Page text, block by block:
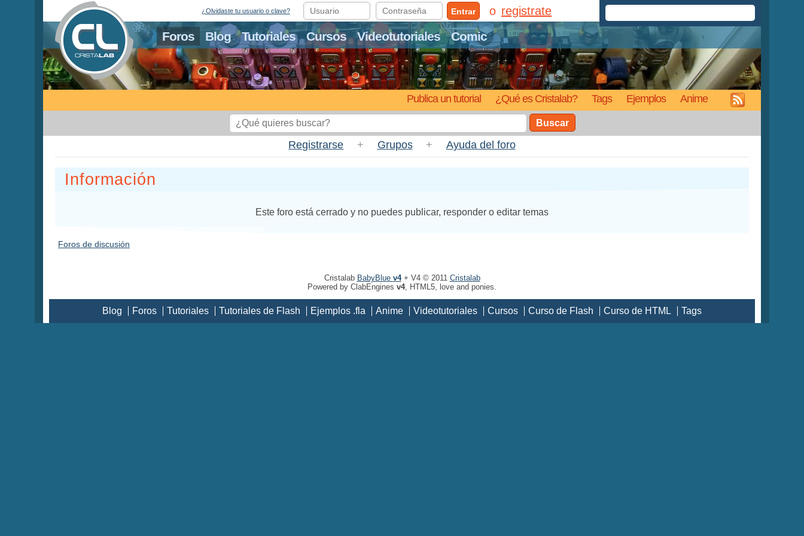
Foros Blog Tutoriales Cursos Videotutoriales Comic
Publica un tutorial ¿Qué es Cristalab? Tags Ejemplos Anime
¿Olvidaste tu usuario o clave? Entrar registrate
Buscar
Registrarse + Grupos + Ayuda del foro
Información
Este foro está cerrado y no puedes publicar, responder o editar temas
Foros de discusión
Cristalab BabyBlue v4+ V4 © 2011 Cristalab
Powered by ClabEngines v4, HTML5, love and ponies.
Blog Foros Tutoriales Tutoriales de Flash Ejemplos .fla Anime Videotutoriales Cursos Curso de Flash Curso de HTML Tags